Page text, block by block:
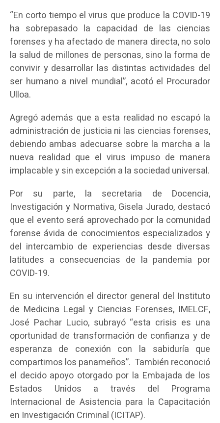
“En corto tiempo el virus que produce la COVID-19
ha sobrepasado la capacidad de las ciencias
forenses y ha afectado de manera directa, no solo
la salud de millones de personas, sino la forma de
convivir y desarrollar las distintas actividades del
ser humano a nivel mundial”, acotó el Procurador
Ulloa.
Agregó además que a esta realidad no escapó la
administración de justicia ni las ciencias forenses,
debiendo ambas adecuarse sobre la marcha a la
nueva realidad que el virus impuso de manera
implacable y sin excepción a la sociedad universal.
Por su parte, la secretaria de Docencia,
Investigación y Normativa, Gisela Jurado, destacó
que el evento será aprovechado por la comunidad
forense ávida de conocimientos especializados y
del intercambio de experiencias desde diversas
latitudes a consecuencias de la pandemia por
COVID-19.
En su intervención el director general del Instituto
de Medicina Legal y Ciencias Forenses, IMELCF,
José Pachar Lucio, subrayó “esta crisis es una
oportunidad de transformación de confianza y de
esperanza de conexión con la sabiduría que
compartimos los panameños”. También reconoció
el decido apoyo otorgado por la Embajada de los
Estados Unidos a través del Programa
Internacional de Asistencia para la Capacitación
en Investigación Criminal (ICITAP).